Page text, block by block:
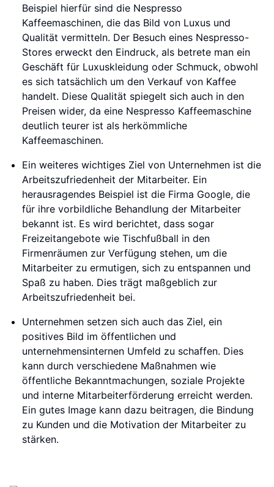
Beispiel hierfür sind die Nespresso
Kaffeemaschinen, die das Bild von Luxus und
Qualität vermitteln. Der Besuch eines Nespresso-
Stores erweckt den Eindruck, als betrete man ein
Geschäft für Luxuskleidung oder Schmuck, obwohl
es sich tatsächlich um den Verkauf von Kaffee
handelt. Diese Qualität spiegelt sich auch in den
Preisen wider, da eine Nespresso Kaffeemaschine
deutlich teurer ist als herkömmliche
Kaffeemaschinen.
Ein weiteres wichtiges Ziel von Unternehmen ist die
Arbeitszufriedenheit der Mitarbeiter. Ein
herausragendes Beispiel ist die Firma Google, die
für ihre vorbildliche Behandlung der Mitarbeiter
bekannt ist. Es wird berichtet, dass sogar
Freizeitangebote wie Tischfußball in den
Firmenräumen zur Verfügung stehen, um die
Mitarbeiter zu ermutigen, sich zu entspannen und
Spaß zu haben. Dies trägt maßgeblich zur
Arbeitszufriedenheit bei.
Unternehmen setzen sich auch das Ziel, ein
positives Bild im öffentlichen und
unternehmensinternen Umfeld zu schaffen. Dies
kann durch verschiedene Maßnahmen wie
öffentliche Bekanntmachungen, soziale Projekte
und interne Mitarbeiterförderung erreicht werden.
Ein gutes Image kann dazu beitragen, die Bindung
zu Kunden und die Motivation der Mitarbeiter zu
stärken.